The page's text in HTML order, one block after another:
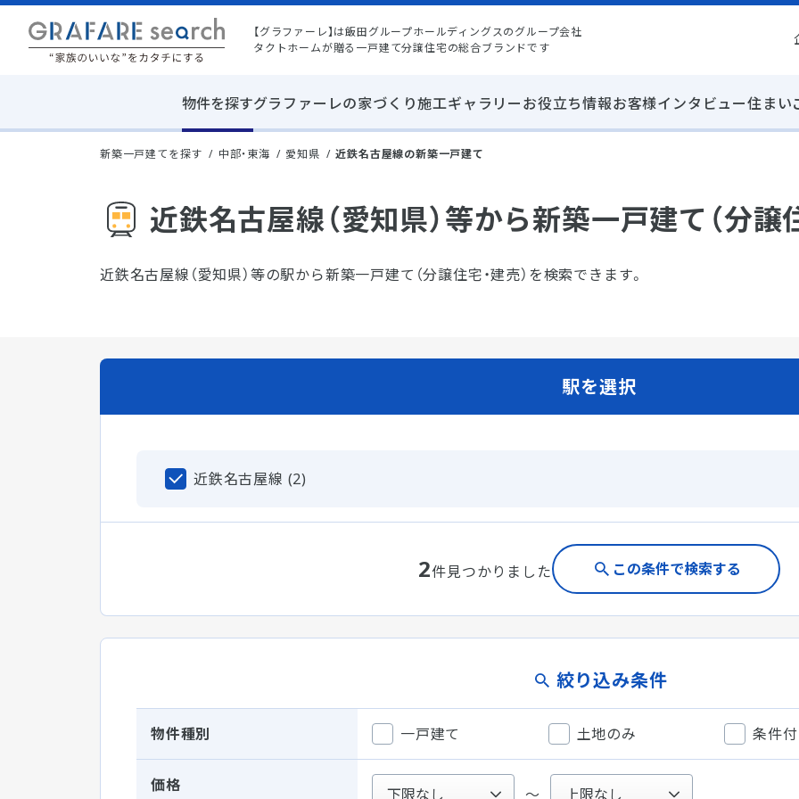
【グラファーレ】は飯田グループホールディングスのグループ会社
タクトホームが贈る一戸建て分譲住宅の総合ブランドです
物件を探すグラファーレの家づくり施工ギャラリーお役立ち情報お客様インタビュー住まい
新築一戸建てを探す 中部・東海 愛知県 近鉄名古屋線の新築一戸建て
近鉄名古屋線（愛知県）等から新築一戸建て（分譲
近鉄名古屋線（愛知県）等の駅から新築一戸建て（分譲住宅・建売）を検索できます。
駅を選択
近鉄名古屋線 (2)
2件見つかりました この条件で検索する
絞り込み条件
物件種別 一戸建て 土地のみ 条件
価格 〜